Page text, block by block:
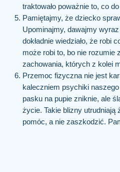
traktowało poważnie to, co
Pamiętajmy, że dziecko
Upominajmy, dawajmy
dokładnie wiedziało, że robi
może robi to, bo nie rozumie
zachowania, których z kolei
Przemoc fizyczna nie jest
kaleczniem psychiki
pasku na pupie zniknie, ale
życie. Takie blizny
pomóc, a nie zaszkodzić.